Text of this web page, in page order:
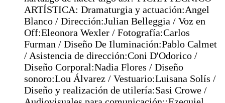
ARTÍSTICA: Dramaturgia y actuación:Angel
Blanco / Dirección:Julian Belleggia / Voz en
Off:Eleonora Wexler / Fotografía:Carlos
Furman / Diseño De Iluminación:Pablo Calmet
/ Asistencia de dirección:Coni D'Odorico /
Diseño Corporal:Nadia Flores / Diseño
sonoro:Lou Álvarez / Vestuario:Luisana Solís /
Diseño y realización de utilería:Sasi Crowe /